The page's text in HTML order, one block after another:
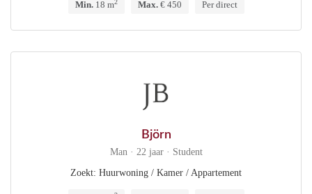
Min.18 m2 Max.€ 450 Per direct
Björn
Man · 22 jaar · Student
Zoekt: Huurwoning / Kamer / Appartement